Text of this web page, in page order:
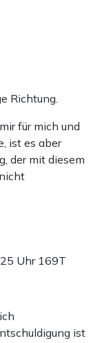
Richtung.
für mich und
ist es aber
der mit diesem
Uhr 169T
ist